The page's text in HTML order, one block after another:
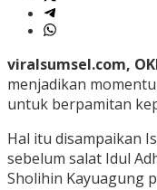
viralsumsel.com,
menjadikan
untuk berpamitan
Hal itu disampaikan
sebelum salat Idul
Sholihin Kayuagung